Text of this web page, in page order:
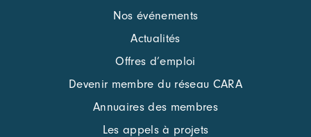
Nos événements
Actualités
Offres d’emploi
Devenir membre du réseau CARA
Annuaires des membres
Les appels à projets